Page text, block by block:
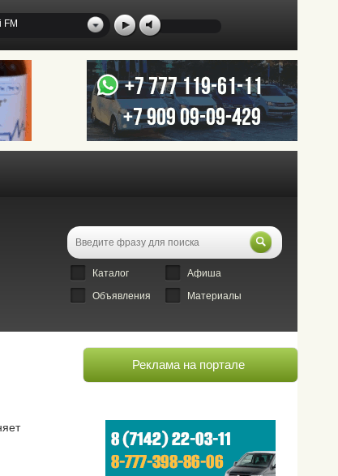
FM
Каталог
Афиша
Объявления
Материалы
Реклама на портале